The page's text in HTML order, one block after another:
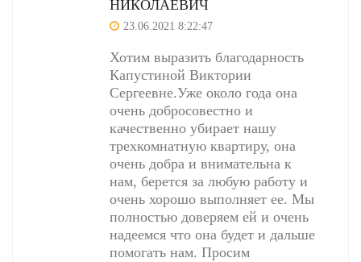
НИКОЛАЕВИЧ
23.06.2021 8:22:47
Хотим выразить благодарность
Капустиной Виктории
Сергеевне.Уже около года она
очень добросовестно и
качественно убирает нашу
трехкомнатную квартиру, она
очень добра и внимательна к
нам, берется за любую работу и
очень хорошо выполняет ее. Мы
полностью доверяем ей и очень
надеемся что она будет и дальше
помогать нам. Просим